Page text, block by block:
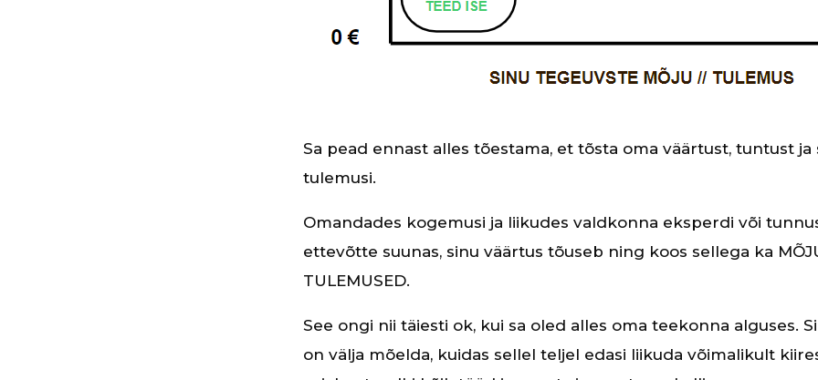
Sa pead ennast alles tõestama, et tõsta oma väärtust, tuntust ja
tulemusi.
Omandades kogemusi ja liikudes valdkonna eksperdi või
ettevõtte suunas, sinu väärtus tõuseb ning koos sellega ka
TULEMUSED.
See ongi nii täiesti ok, kui sa oled alles oma teekonna alguses.
on välja mõelda, kuidas sellel teljel edasi liikuda võimalikult